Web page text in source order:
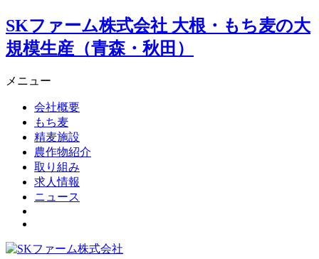
SKファーム株式会社 大根・もち麦の大
規模生産（青森・秋田）
メニュー
会社概要
もち麦
精麦施設
農作物紹介
取り組み
求人情報
ニュース